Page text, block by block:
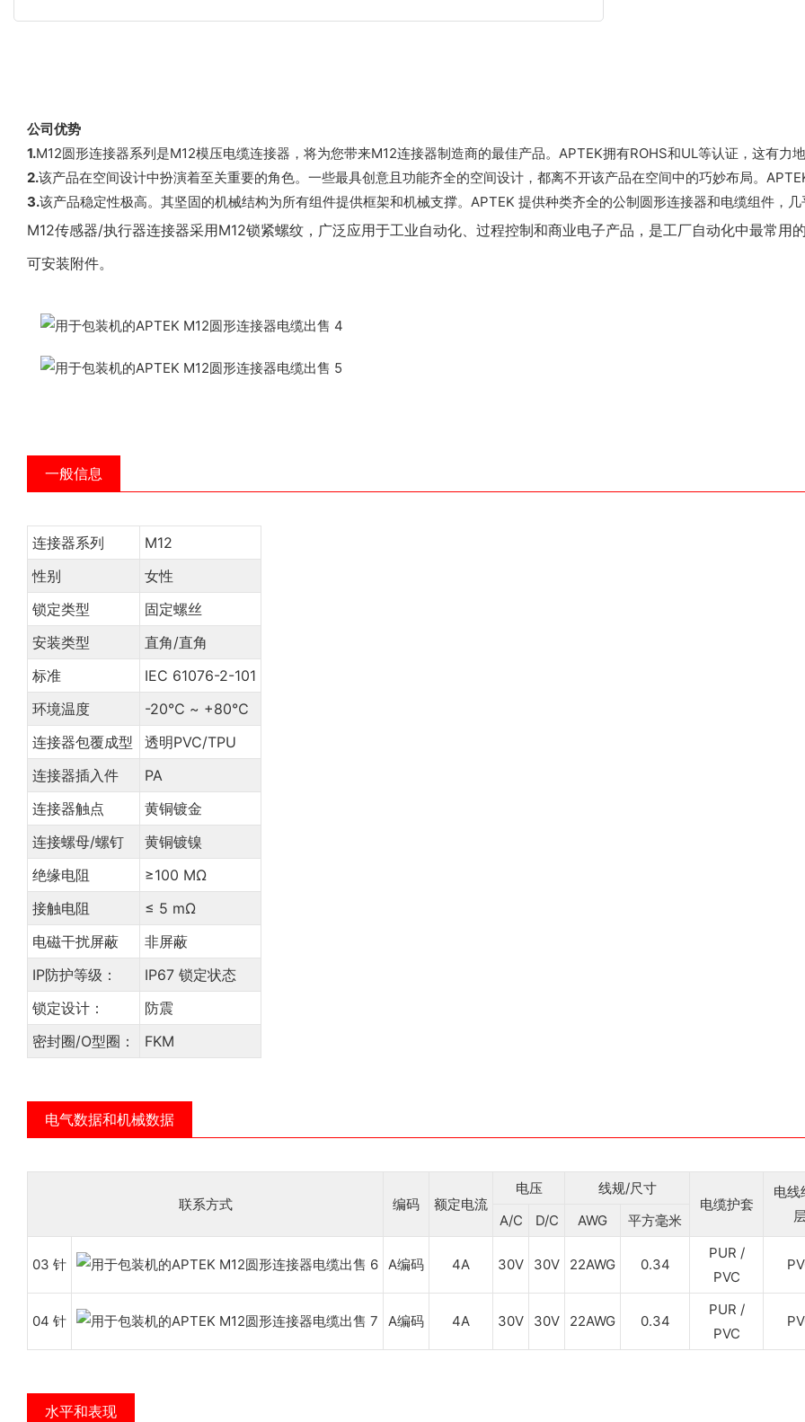
公司优势
1.M12圆形连接器系列是M12模压电缆连接器，将为您带来M12连接器制造商的最佳产品。APTEK拥有ROHS和UL等认证，这有力地
2.该产品在空间设计中扮演着至关重要的角色。一些最具创意且功能齐全的空间设计，都离不开该产品在空间中的巧妙布局。
3.该产品稳定性极高。其坚固的机械结构为所有组件提供框架和机械支撑。APTEK 提供种类齐全的公制圆形连接器和电缆组件，几
M12传感器/执行器连接器采用M12锁紧螺纹，广泛应用于工业自动化、过程控制和商业电子产品，是工厂自动化中最常用
可安装附件。
一般信息
连接器系列
M12
性别
女性
锁定类型
固定螺丝
安装类型
直角/直角
标准
IEC 61076-2-101
环境温度
-20℃ ~ +80℃
连接器包覆成型
透明PVC/TPU
连接器插入件
PA
连接器触点
黄铜镀金
连接螺母/螺钉
黄铜镀镍
绝缘电阻
≥100 MΩ
接触电阻
≤ 5 mΩ
电磁干扰屏蔽
非屏蔽
IP防护等级：
IP67 锁定状态
锁定设计：
防震
密封圈/O型圈：
FKM
电气数据和机械数据
联系方式 编码 额定电流
电压
线规/尺寸
电缆护套
电线
A/C D/C AWG 平方毫米
03 针 A编码 4A 30V 30V 22AWG 0.34
PUR /
PVC
04 针
A编码 4A 30V 30V 22AWG 0.34
PUR /
PVC
水平和表现